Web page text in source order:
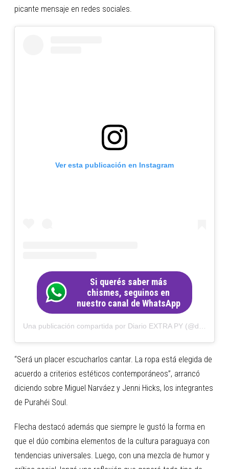
picante mensaje en redes sociales.
Ver esta publicación en Instagram
Si querés saber más
chismes, seguinos en
nuestro canal de WhatsApp
“Será un placer escucharlos cantar. La ropa está elegida de
acuerdo a criterios estéticos contemporáneos”, arrancó
diciendo sobre Miguel Narváez y Jenni Hicks, los integrantes
de Purahéi Soul.
Flecha destacó además que siempre le gustó la forma en
que el dúo combina elementos de la cultura paraguaya con
tendencias universales. Luego, con una mezcla de humor y